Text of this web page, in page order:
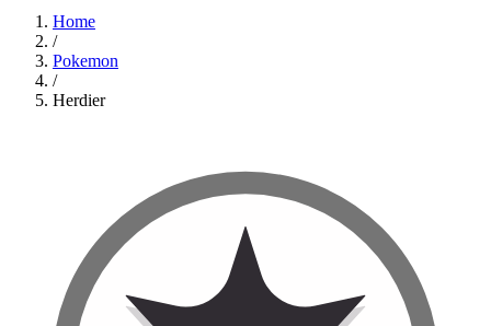
Home
/
Pokemon
/
Herdier